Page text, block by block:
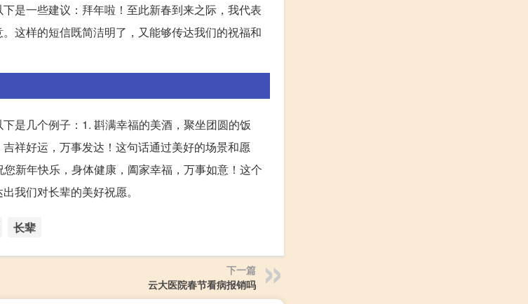
是一些建议：拜年啦！至此新春到来之际，我代表
这样的短信既简洁明了，又能够传达我们的祝福和
是几个例子：1. 斟满幸福的美酒，聚坐团圆的饭
祥好运，万事发达！这句话通过美好的场景和愿
新年快乐，身体健康，阖家幸福，万事如意！这个
我们对长辈的美好祝愿。
长辈
下一篇
云大医院春节看病报销吗